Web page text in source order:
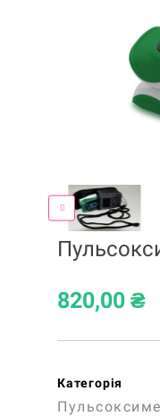
820,00 ₴
Категорія